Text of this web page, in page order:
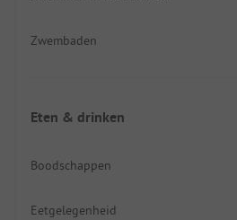
Zwembaden
Eten & drinken
Boodschappen
Eetgelegenheid